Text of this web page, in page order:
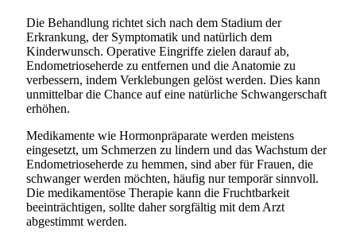
Die Behandlung richtet sich nach dem Stadium der
Erkrankung, der Symptomatik und natürlich dem
Kinderwunsch. Operative Eingriffe zielen darauf ab,
Endometrioseherde zu entfernen und die Anatomie zu
verbessern, indem Verklebungen gelöst werden. Dies kann
unmittelbar die Chance auf eine natürliche Schwangerschaft
erhöhen.
Medikamente wie Hormonpräparate werden meistens
eingesetzt, um Schmerzen zu lindern und das Wachstum der
Endometrioseherde zu hemmen, sind aber für Frauen, die
schwanger werden möchten, häufig nur temporär sinnvoll.
Die medikamentöse Therapie kann die Fruchtbarkeit
beeinträchtigen, sollte daher sorgfältig mit dem Arzt
abgestimmt werden.